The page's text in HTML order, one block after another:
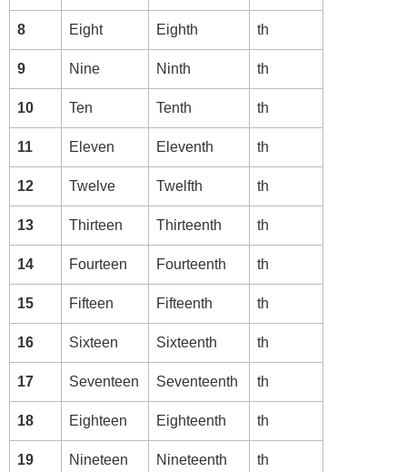
8 Eight Eighth th
9 Nine Ninth th
10 Ten Tenth th
11 Eleven Eleventh th
12 Twelve Twelfth th
13 Thirteen Thirteenth th
14 Fourteen Fourteenth th
15 Fifteen Fifteenth th
16 Sixteen Sixteenth th
17 Seventeen Seventeenth th
18 Eighteen Eighteenth th
19 Nineteen Nineteenth th